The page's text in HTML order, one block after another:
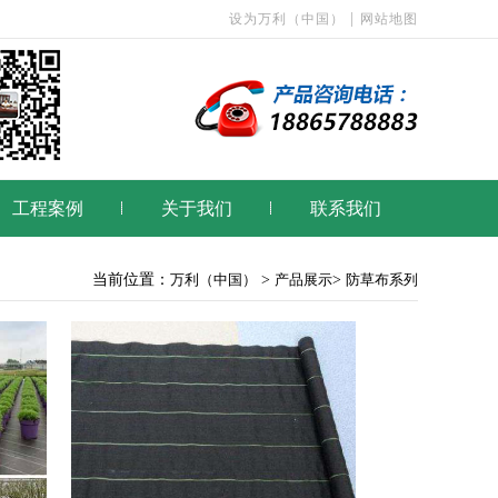
设为万利（中国） 网站地图
工程案例 关于我们 联系我们
当前位置： 万利（中国） > 产品展示> 防草布系列